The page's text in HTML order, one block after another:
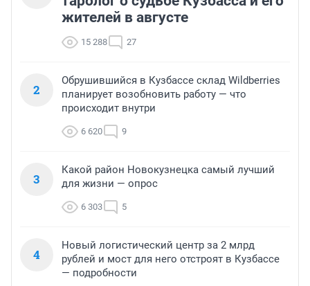
жителей в августе
15 288 27
2
Обрушившийся в Кузбассе склад Wildberries
планирует возобновить работу — что
происходит внутри
6 620 9
3
Какой район Новокузнецка самый лучший
для жизни — опрос
6 303 5
4
Новый логистический центр за 2 млрд
рублей и мост для него отстроят в Кузбассе
— подробности